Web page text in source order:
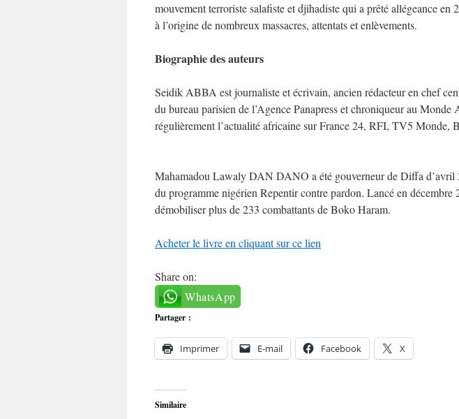
mouvement terroriste salafiste et djihadiste qui a prêté allégeance en
à l’origine de nombreux massacres, attentats et enlèvements.
Biographie des auteurs
Seidik ABBA est journaliste et écrivain, ancien rédacteur en chef
du bureau parisien de l’Agence Panapress et chroniqueur au
régulièrement l’actualité africaine sur France 24, RFI, TV5 Monde,
Mahamadou Lawaly DAN DANO a été gouverneur de Diffa d’avril
du programme nigérien Repentir contre pardon. Lancé en décembre
démobiliser plus de 233 combattants de Boko Haram.
Acheter le livre en cliquant sur ce lien
Share on:
WhatsApp
Partager :
Imprimer E-mail Facebook X
Similaire